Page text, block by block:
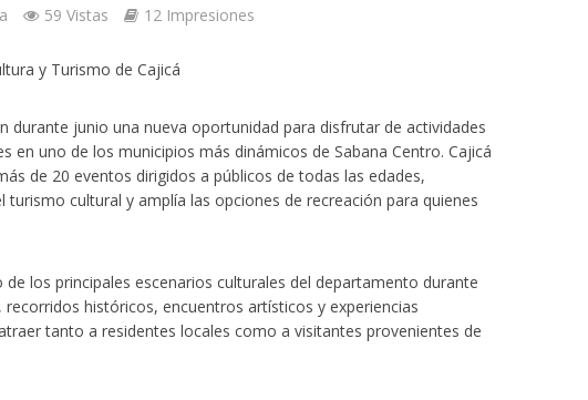
59 Vistas 12 Impresiones
y Turismo de Cajicá
durante junio una nueva oportunidad para disfrutar de actividades
en uno de los municipios más dinámicos de Sabana Centro. Cajicá
de 20 eventos dirigidos a públicos de todas las edades,
cultural y amplía las opciones de recreación para quienes
los principales escenarios culturales del departamento durante
históricos, encuentros artísticos y experiencias
tanto a residentes locales como a visitantes provenientes de